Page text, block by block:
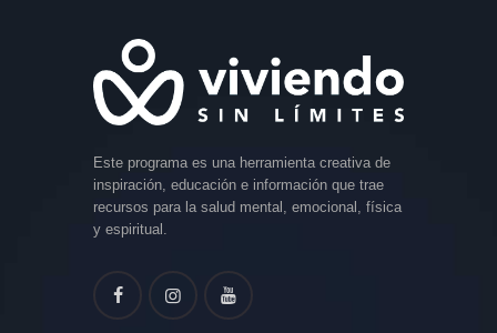
Este programa es una herramienta creativa de
inspiración, educación e información que trae
recursos para la salud mental, emocional, física
y espiritual.